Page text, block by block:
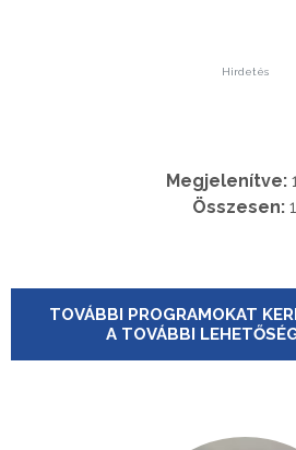
Hirdetés
Megjelenítve:
Összesen: 1
TOVÁBBI PROGRAMOKAT
A TOVÁBBI